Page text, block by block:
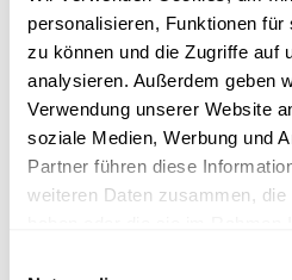
personalisieren, Funktionen
zu können und die Zugriffe auf
analysieren. Außerdem geben
Verwendung unserer Website
soziale Medien, Werbung und
Partner führen diese
weiteren Daten zusammen,
Alltag
Pflanzen, die besonders
am liebsten von Insekten
sind gut sichtbar, weil deren
zum Hintergrund darstellt, der
rot sehen, so dass sie zur